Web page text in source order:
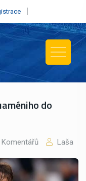
do
Komentářů Laša